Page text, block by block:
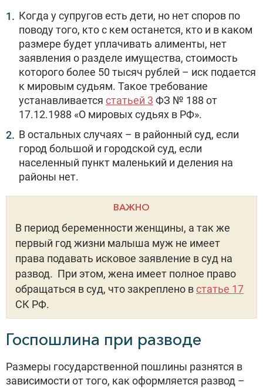
Когда у супругов есть дети, но нет споров по
поводу того, кто с кем останется, кто и в каком
размере будет уплачивать алименты, нет
заявления о разделе имущества, стоимость
которого более 50 тысяч рублей – иск подается
к мировым судьям. Такое требование
устанавливается статьей 3 ФЗ № 188 от
17.12.1988 «О мировых судьях в РФ».
В остальных случаях – в районный суд, если
город большой и городской суд, если
населенный пункт маленький и деления на
районы нет.
ВАЖНО
В период беременности женщины, а так же
первый год жизни малыша муж не имеет
права подавать исковое заявление в суд на
развод. При этом, жена имеет полное право
обращаться в суд, что закреплено встатье 17
СК РФ.
Госпошлина при разводе
Размеры государственной пошлины разнятся в
зависимости от того, как оформляется развод –